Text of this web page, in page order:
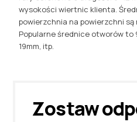
wysokości wiertnic klienta.
powierzchnia na powierzchni
Popularne średnice otworów to 9
19mm, itp.
Zostaw